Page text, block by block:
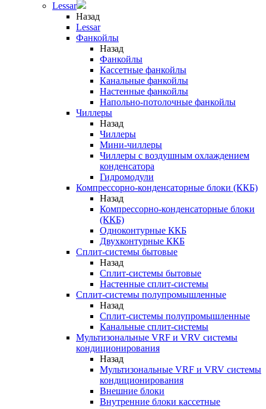
Lessar
Назад
Lessar
Фанкойлы
Назад
Фанкойлы
Кассетные фанкойлы
Канальные фанкойлы
Настенные фанкойлы
Напольно-потолочные фанкойлы
Чиллеры
Назад
Чиллеры
Мини-чиллеры
Чиллеры с воздушным охлаждением
конденсатора
Гидромодули
Компрессорно-конденсаторные блоки (ККБ)
Назад
Компрессорно-конденсаторные блоки
(ККБ)
Одноконтурные ККБ
Двухконтурные ККБ
Сплит-системы бытовые
Назад
Сплит-системы бытовые
Настенные сплит-системы
Сплит-системы полупромышленные
Назад
Сплит-системы полупромышленные
Канальные сплит-системы
Мультизональные VRF и VRV системы
кондиционирования
Назад
Мультизональные VRF и VRV системы
кондиционирования
Внешние блоки
Внутренние блоки кассетные